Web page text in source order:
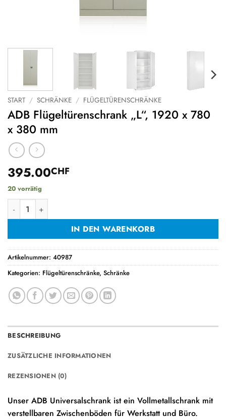
START / SCHRÄNKE / FLÜGELTÜRENSCHRÄNKE
ADB Flügeltürenschrank „L“, 1920 x 780
x 380 mm
395.00CHF
20 vorrätig
ADB Flügeltürenschrank "L", 1920 x 780 x 380 mm Menge
IN DEN WARENKORB
Artikelnummer: 40987
Kategorien: Flügeltürenschränke, Schränke
BESCHREIBUNG
ZUSÄTZLICHE INFORMATIONEN
REZENSIONEN (0)
Unser ADB Universalschrank ist ein Vollmetallschrank mit
verstellbaren Zwischenböden für Werkstatt und Büro.